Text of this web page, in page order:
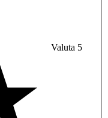
Valuta 5